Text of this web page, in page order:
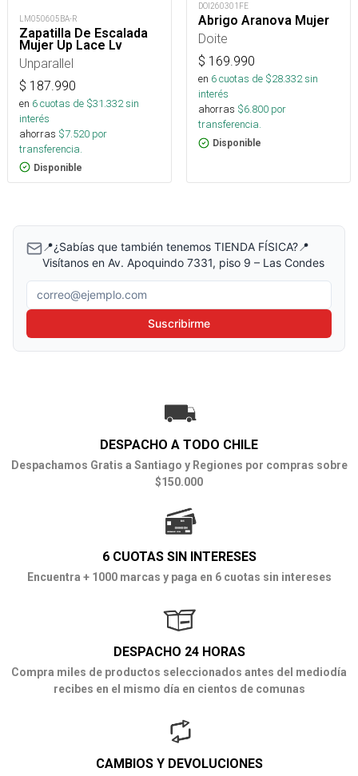
LM050605BA-R
Zapatilla De Escalada
Mujer Up Lace Lv
Unparallel
$ 187.990
en 6cuotas de $31.332sin
interés
ahorras $7.520 por
transferencia.
Disponible
DOI260301FE
Abrigo Aranova Mujer
Doite
$ 169.990
en 6cuotas de $28.332sin
interés
ahorras $6.800 por
transferencia.
Disponible
📍¿Sabías que también tenemos TIENDA FÍSICA?📍
Visítanos en Av. Apoquindo 7331, piso 9 – Las Condes
Correo electrónico
Suscribirme
DESPACHO A TODO CHILE
Despachamos Gratis a Santiago y Regiones por compras sobre
$150.000
6 CUOTAS SIN INTERESES
Encuentra + 1000 marcas y paga en 6 cuotas sin intereses
DESPACHO 24 HORAS
Compra miles de productos seleccionados antes del mediodía
recibes en el mismo día en cientos de comunas
CAMBIOS Y DEVOLUCIONES